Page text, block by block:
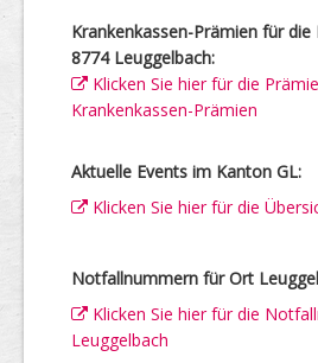
Krankenkassen-Prämien für
8774 Leuggelbach:
Klicken Sie hier für die
Krankenkassen-Prämien
Aktuelle Events im Kanton GL:
Klicken Sie hier für die
Notfallnummern für Ort
Klicken Sie hier für die
Leuggelbach